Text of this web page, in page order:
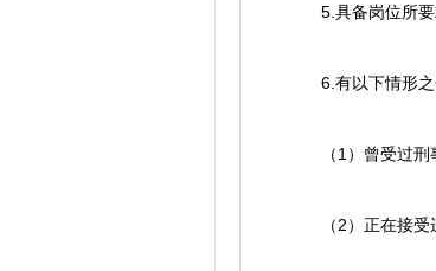
5.具备岗位所要
6.有以下情形之
（1）曾受过刑事
（2）正在接受违